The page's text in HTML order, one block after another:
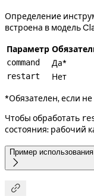
Определение
встроена в модель
Параметр
command Да*
restart Нет
*Обязателен, если не
Чтобы обработать
состояния: рабочий
Пример использования

